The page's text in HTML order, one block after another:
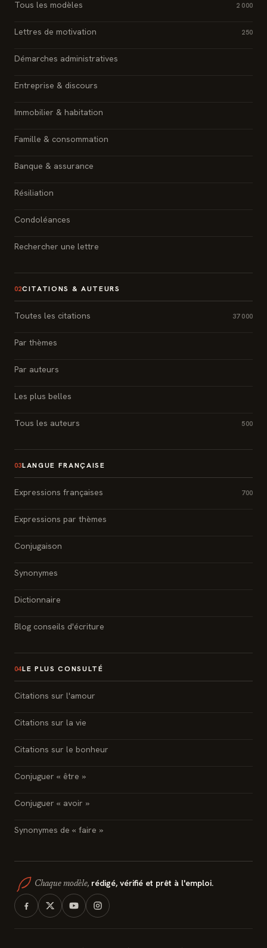
Tous les modèles 2 000
Lettres de motivation 250
Démarches administratives
Entreprise & discours
Immobilier & habitation
Famille & consommation
Banque & assurance
Résiliation
Condoléances
Rechercher une lettre
02CITATIONS & AUTEURS
Toutes les citations 37 000
Par thèmes
Par auteurs
Les plus belles
Tous les auteurs 500
03LANGUE FRANÇAISE
Expressions françaises 700
Expressions par thèmes
Conjugaison
Synonymes
Dictionnaire
Blog conseils d'écriture
04LE PLUS CONSULTÉ
Citations sur l'amour
Citations sur la vie
Citations sur le bonheur
Conjuguer « être »
Conjuguer « avoir »
Synonymes de « faire »
Chaque modèle, rédigé, vérifié et prêt à l'emploi.